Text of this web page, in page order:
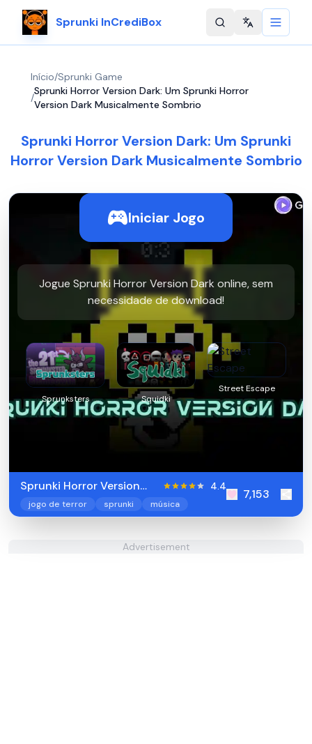
Sprunki InCrediBox Change
Início/Sprunki Game
/
Sprunki Horror Version Dark: Um Sprunki Horror
Version Dark Musicalmente Sombrio
Sprunki Horror Version Dark: Um Sprunki
Horror Version Dark Musicalmente Sombrio
Iniciar Jogo
Jogue Sprunki Horror Version Dark online, sem
necessidade de download!
Sprunksters Squidki
Street Escape
Sprunki Horror Version
Dark
4.4
jogo de terror sprunki música
7,153
Advertisement